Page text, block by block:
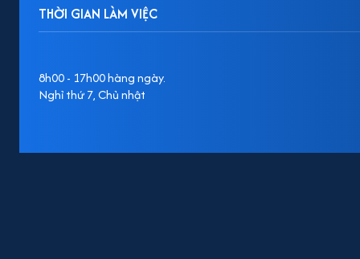
THỜI GIAN LÀM VIỆC
8h00 - 17h00 hàng ngày.
Nghỉ thứ 7, Chủ nhật